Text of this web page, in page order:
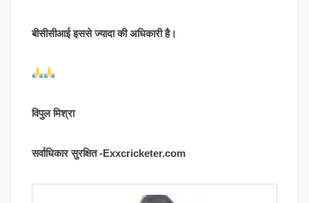
बीसीसीआई इससे ज्यादा की अधिकारी है।
विपुल मिश्रा
सर्वाधिकार सुरक्षित -Exxcricketer.com